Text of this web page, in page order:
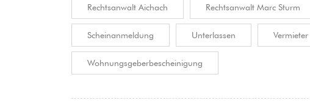
Rechtsanwalt Aichach Rechtsanwalt Marc Sturm
Scheinanmeldung Unterlassen Vermieter
Wohnungsgeberbescheinigung